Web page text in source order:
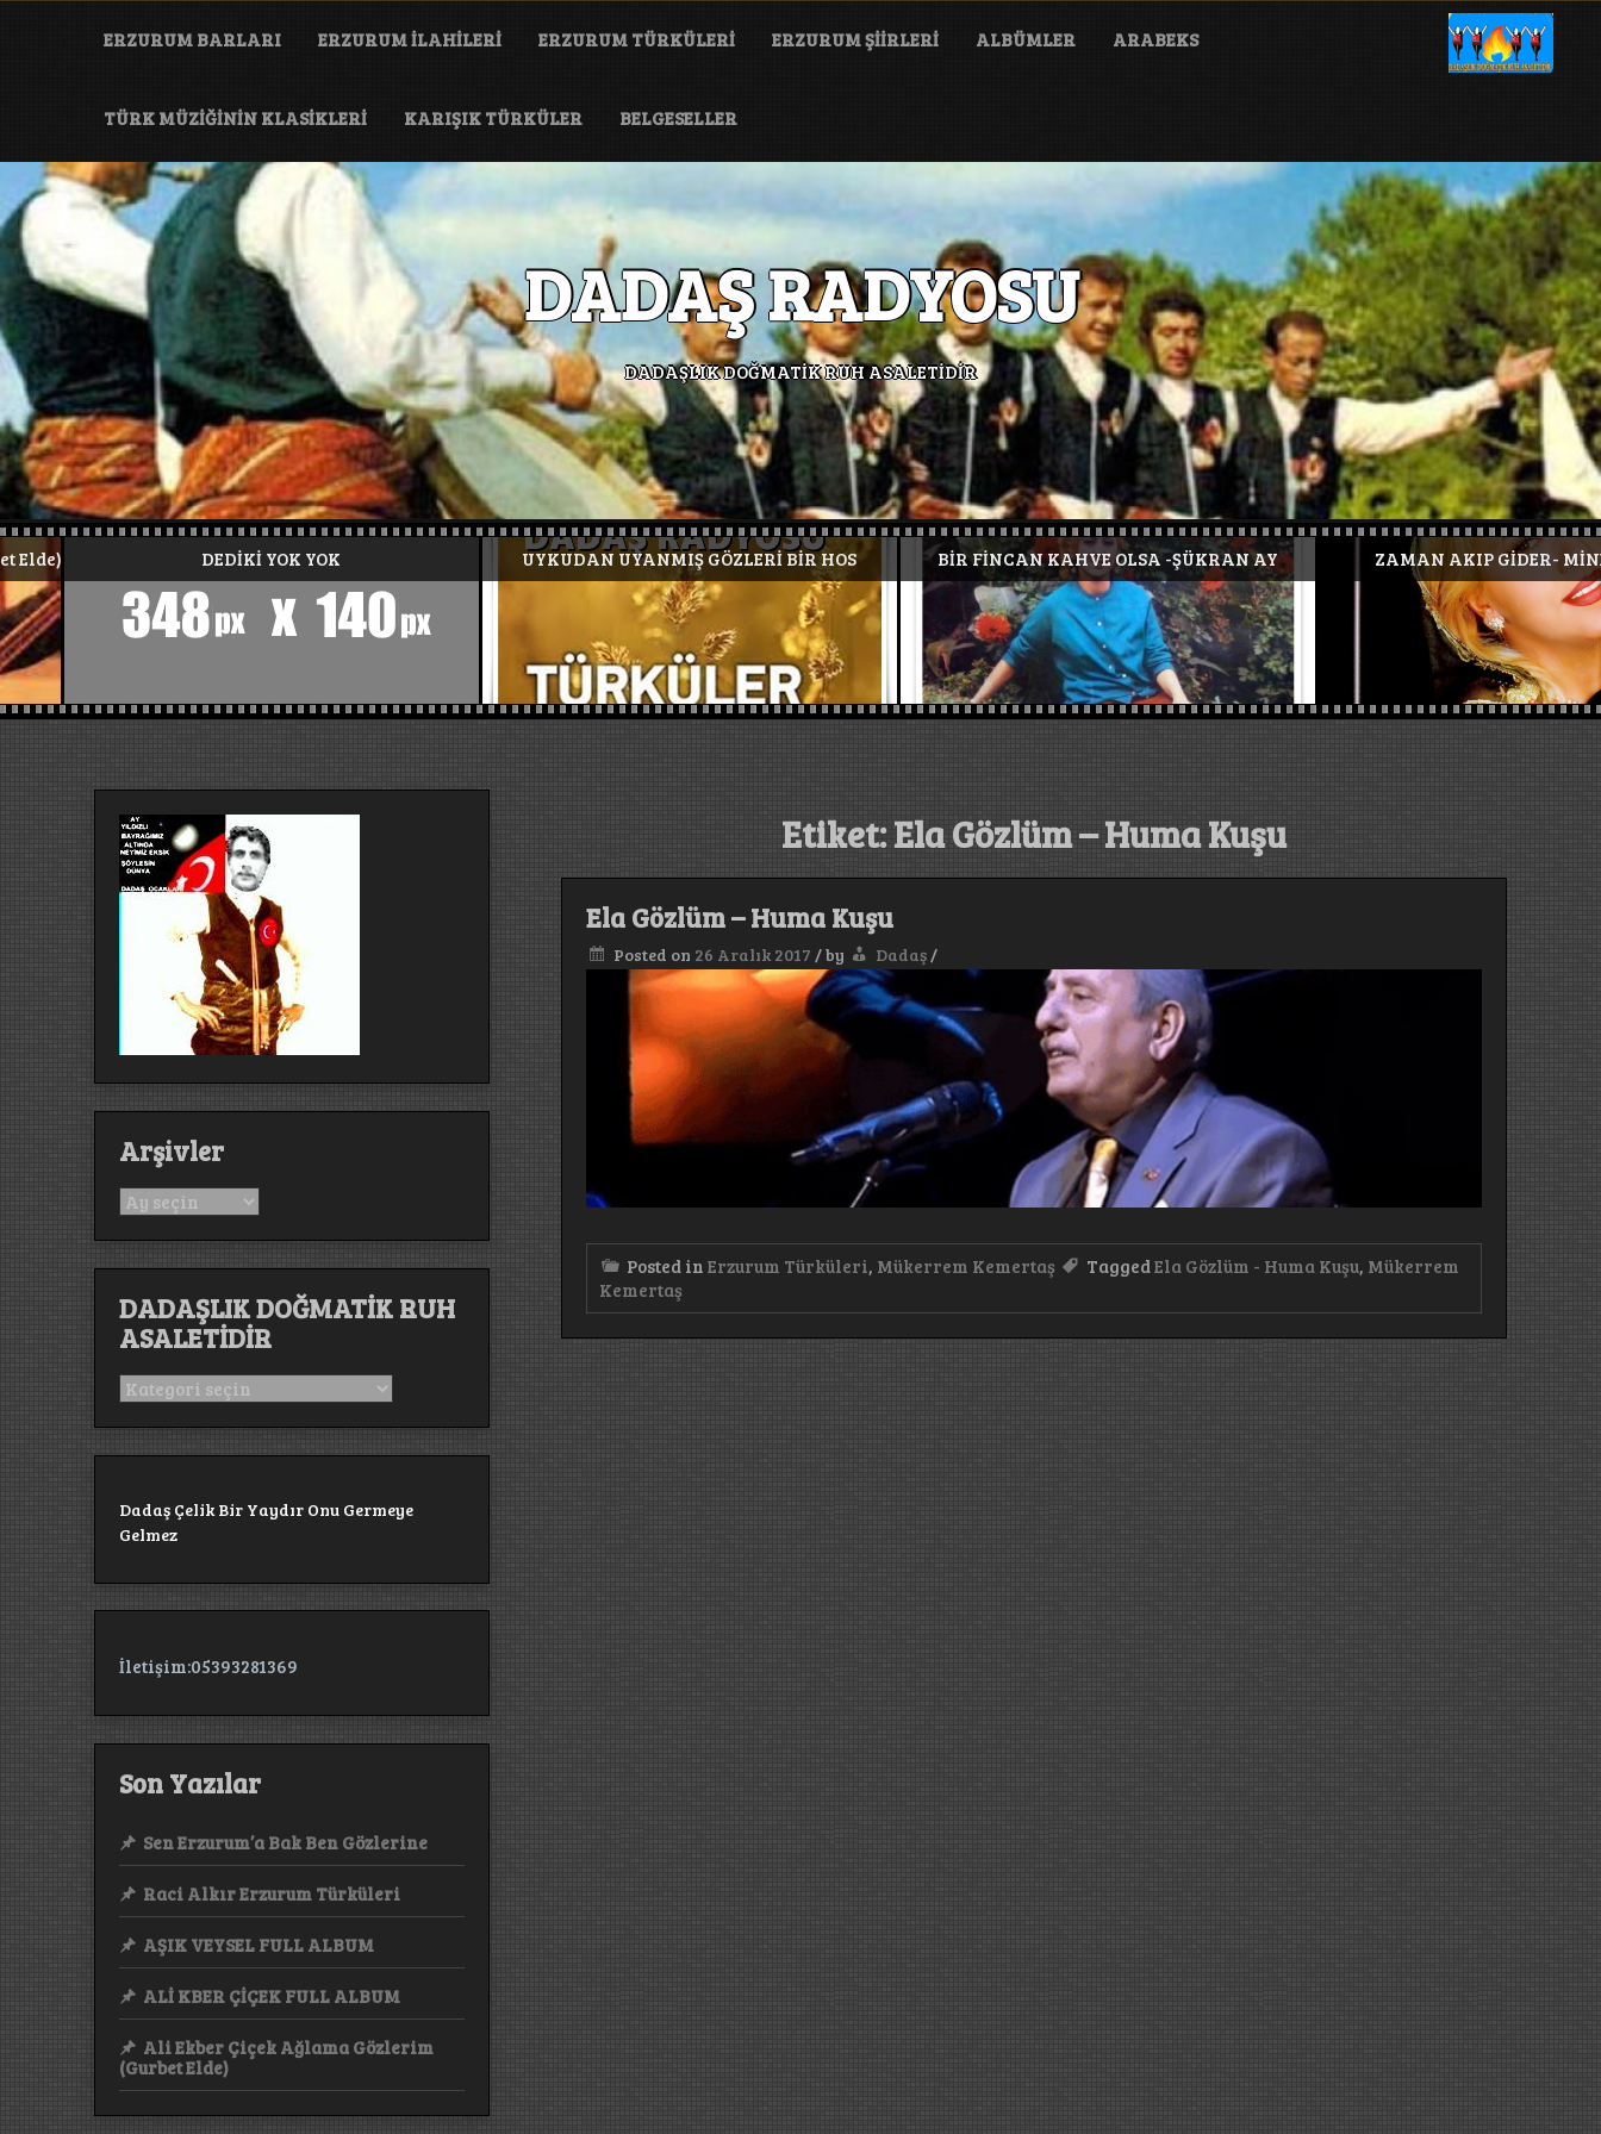
Skip
ERZURUM BARLARI ERZURUM ILAHILERI ERZURUM TÜRKÜLERI ERZURUM ŞIIRLERI ALBÜMLER ARABEKS
TÜRK MÜZIĞININ KLASIKLERI KARIŞIK TÜRKÜLER BELGESELLER
DADAŞ RADYOSU
DADAŞLIK DOĞMATİK RUH ASALETİDİR
UYKUDAN UYANMIŞ GÖZLERİ BİR HOS BİR FİNCAN KAHVE OLSA -ŞÜKRAN AY ZAMAN AKIP GİDER- MİNE KOŞAN Erzurum Barı
Etiket:Ela Gözlüm – Huma Kuşu
Ela Gözlüm – Huma Kuşu
Posted on 26 Aralık 2017 /by Dadaş/
Posted in Erzurum Türküleri, Mükerrem Kemertaş TaggedEla Gözlüm - Huma Kuşu, Mükerrem
Kemertaş
Arşivler
Arşivler
DADAŞLIK DOĞMATİK RUH
ASALETİDİR
DADAŞLIK
DOĞMATİK
RUH
Dadaş Çelik Bir Yaydır Onu Germeye
Gelmez
İletişim:05393281369
Son Yazılar
Sen Erzurum’a Bak Ben Gözlerine
Raci Alkır Erzurum Türküleri
AŞIK VEYSEL FULL ALBUM
ALİ KBER ÇİÇEK FULL ALBUM
Ali Ekber Çiçek Ağlama Gözlerim
(Gurbet Elde)